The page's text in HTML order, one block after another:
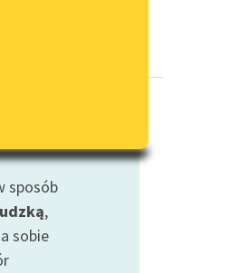
dostępności
sposób
,
sobie